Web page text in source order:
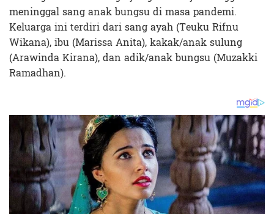
meninggal sang anak bungsu di masa pandemi.
Keluarga ini terdiri dari sang ayah (Teuku Rifnu
Wikana), ibu (Marissa Anita), kakak/anak sulung
(Arawinda Kirana), dan adik/anak bungsu (Muzakki
Ramadhan).